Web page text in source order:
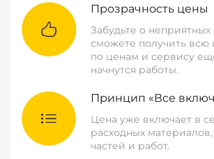
Прозрачность цены
Забудьте о
сможете получить
по ценам и сервису
начнутся работы.
Принцип «Все
Цена уже включает в
расходных
частей и работ.